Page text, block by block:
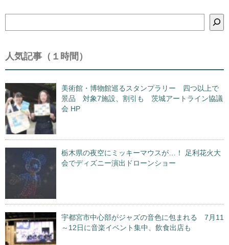
人気記事（１時間）
美術館・博物館巡るスタンプラリー 四つ以上で
景品 対象7施設、割引も 茨城アートライン協議
会 HP
栃木県の夜空にミッキーマウスが…！ 足利花火大
会でディズニー演出ドローンショー
宇都宮市中心部がジャズの音色に包まれる 7月11
～12日に音楽イベント集中、飲食出店も